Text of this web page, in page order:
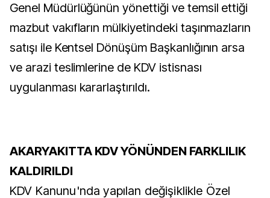
Genel Müdürlüğünün yönettiği ve temsil ettiği
mazbut vakıfların mülkiyetindeki taşınmazların
satışı ile Kentsel Dönüşüm Başkanlığının arsa
ve arazi teslimlerine de KDV istisnası
uygulanması kararlaştırıldı.
AKARYAKITTA KDV YÖNÜNDEN FARKLILIK
KALDIRILDI
KDV Kanunu'nda yapılan değişiklikle Özel